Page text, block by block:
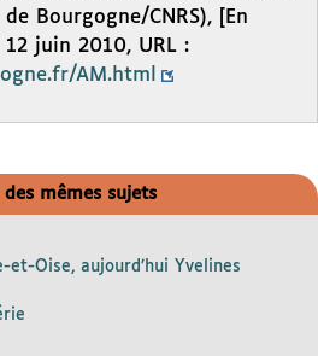
Bourgogne/CNRS), [En
juin 2010, URL :
AM.html
mêmes sujets
et-Oise, aujourd’hui Yvelines